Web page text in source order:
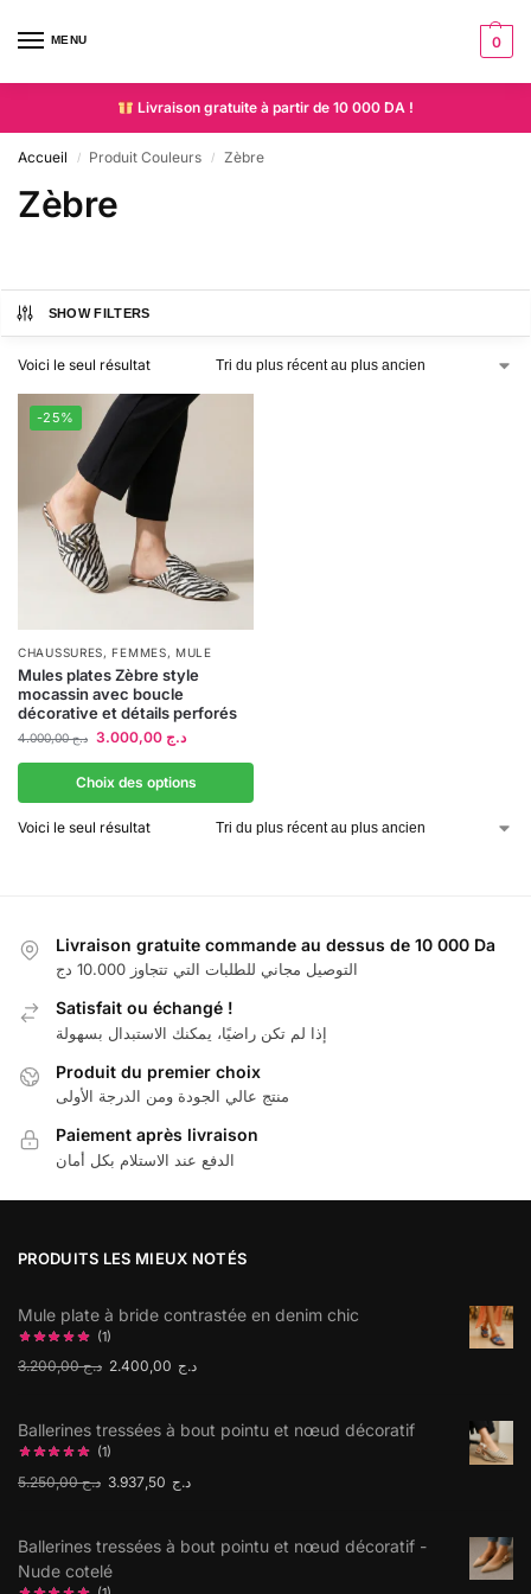
MENU 0
Livraison gratuite à partir de 10 000 DA !
Accueil / Produit Couleurs / Zèbre
Zèbre
SHOW FILTERS
Voici le seul résultat
-25%
CHAUSSURES,FEMMES,MULE
Mules plates Zèbre style
mocassin avec boucle
décorative et détails perforés
د.ج4.000,00 د.ج
Choix des options
Voici le seul résultat
Livraison gratuite commande au dessus de 10 000 Da
التوصيل مجاني للطلبات التي تتجاوز 10.000 دج
Satisfait ou échangé !
إذا لم تكن راضيًا، يمكنك الاستبدال بسهولة
Produit du premier choix
منتج عالي الجودة ومن الدرجة الأولى
Paiement après livraison
الدفع عند الاستلام بكل أمان
PRODUITS LES MIEUX NOTÉS
Mule plate à bride contrastée en denim chic
(1)
د.ج3.200,00 د.ج
Ballerines tressées à bout pointu et nœud décoratif
(1)
د.ج5.250,00 د.ج
Ballerines tressées à bout pointu et nœud décoratif -
Nude cotelé